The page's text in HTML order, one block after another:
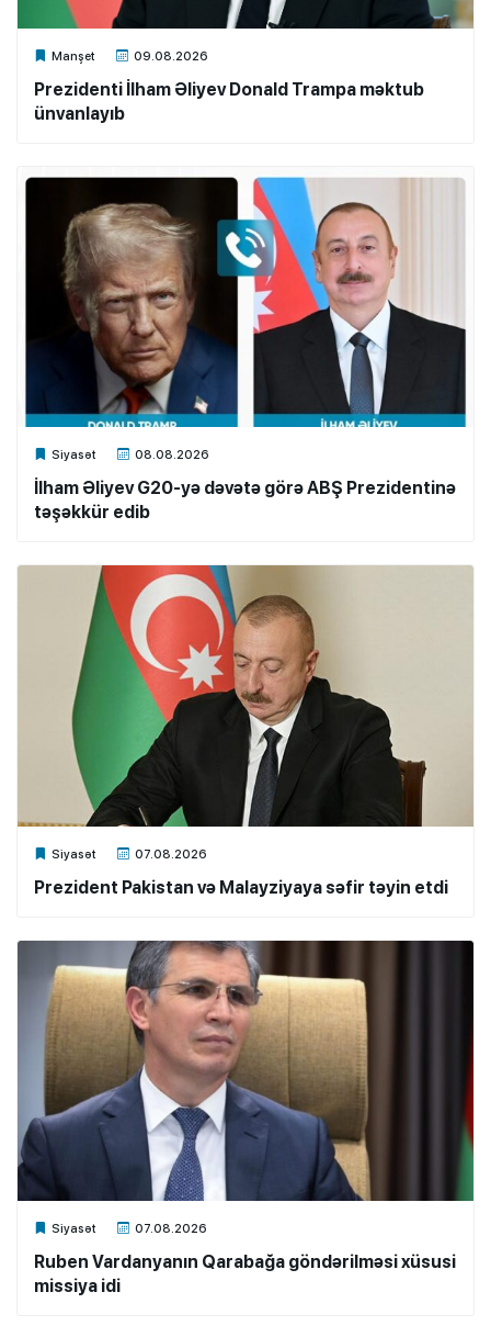
Manşet 09.08.2026
Xalq.Online
Prezidenti İlham Əliyev Donald Trampa məktub
ünvanlayıb
Siyasət 08.08.2026
Xalq.Online
İlham Əliyev G20-yə dəvətə görə ABŞ Prezidentinə
təşəkkür edib
Siyasət 07.08.2026
Xalq.Online
Prezident Pakistan və Malayziyaya səfir təyin etdi
Siyasət 07.08.2026
Xalq.Online
Ruben Vardanyanın Qarabağa göndərilməsi xüsusi
missiya idi